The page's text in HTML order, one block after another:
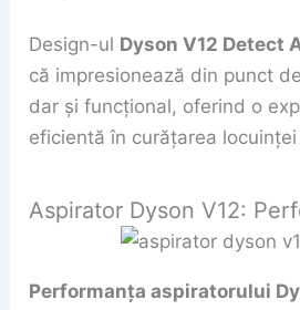
Design-ul Dyson V12 Detect
că impresionează din punct
dar și funcțional, oferind o
eficientă în curățarea
Aspirator Dyson V12:
Performanța aspiratorului